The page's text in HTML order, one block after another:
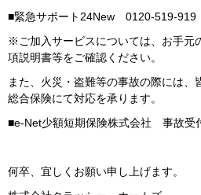
■緊急サポート24New 0120-519-919
※ご加入サービスについては、お手元
項説明書等をご確認ください。
また、火災・盗難等の事故の際には
総合保険にて対応を承ります。
■e-Net少額短期保険株式会社 事故
何卒、宜しくお願い申し上げます。